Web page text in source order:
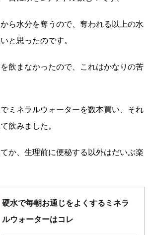
ら水分を奪うので、奪われる以上の水
と思ったのです。
飲まなかったので、これはかなりの苦
ミネラルウォーターを数本買い、それ
飲みました。
か、生理前に便秘する以外はだいぶ楽
硬水で毎朝お通じをよくするミネラ
ルウォーターはコレ